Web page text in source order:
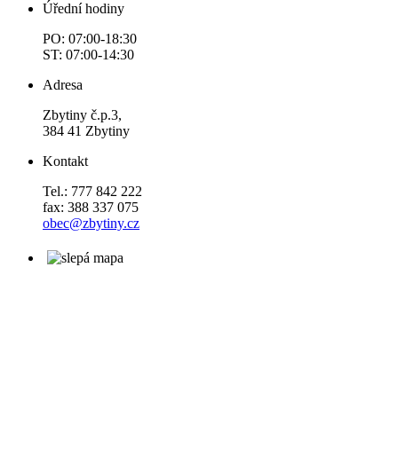
Úřední hodiny
PO: 07:00-18:30
ST: 07:00-14:30
Adresa
Zbytiny č.p.3,
384 41 Zbytiny
Kontakt
Tel.: 777 842 222
fax: 388 337 075
obec@zbytiny.cz